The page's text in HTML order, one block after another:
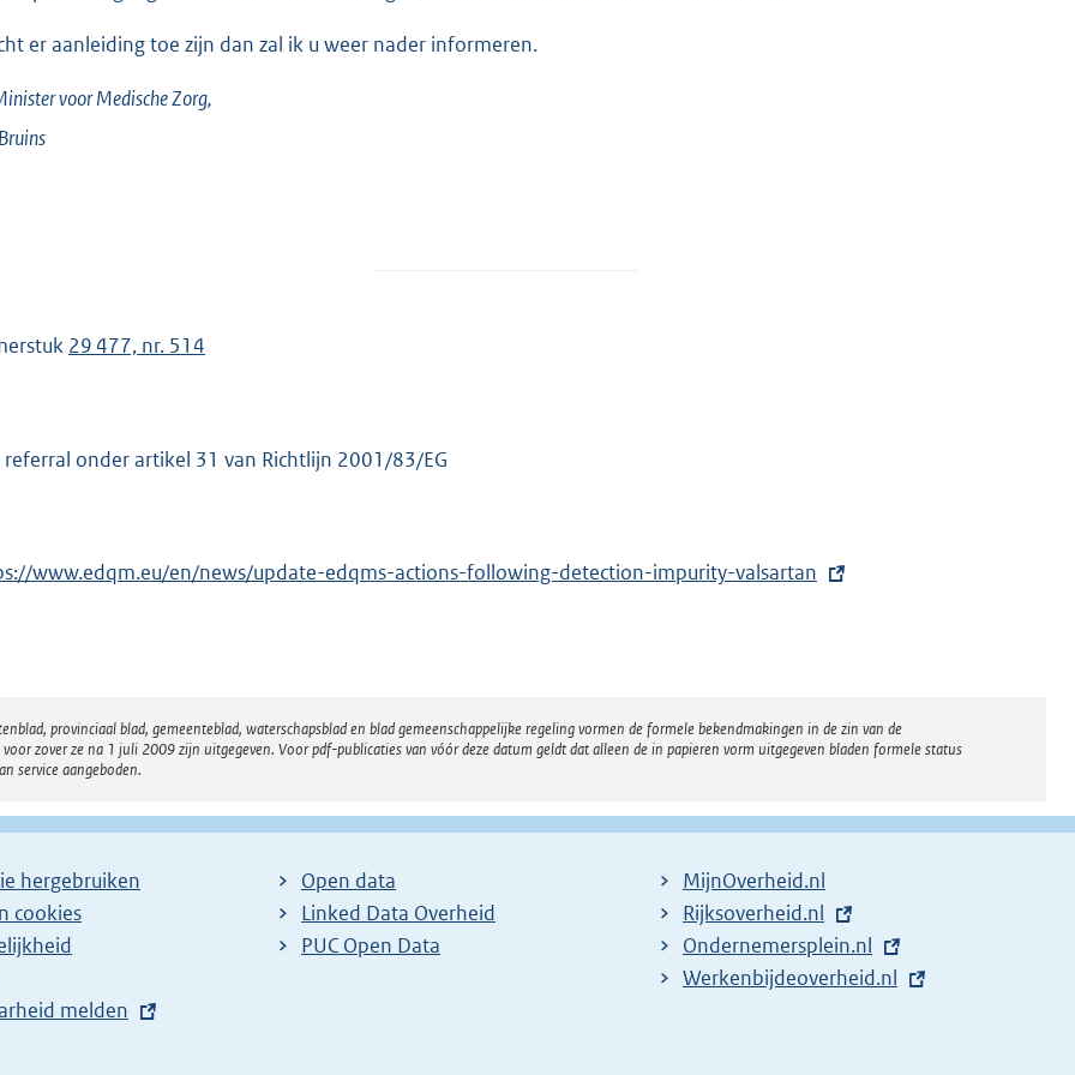
er aanleiding toe zijn dan zal ik u weer nader informeren.
voor Medische Zorg,
Bruins
29 477, nr. 514
referral onder artikel 31 van Richtlijn 2001/83/EG
www.edqm.eu/en/news/update-edqms-actions-following-detection-impurity-valsartan
provinciaal blad, gemeenteblad, waterschapsblad en blad gemeenschappelijke regeling vormen de formele bekendmakingen in de zin van de
zover ze na 1 juli 2009 zijn uitgegeven. Voor pdf-publicaties van vóór deze datum geldt dat alleen de in papieren vorm uitgegeven bladen formele status
service aangeboden.
hergebruiken
cookies
melden
Open data
Linked Data Overheid
PUC Open Data
MijnOverheid.nl
E
x
t
Rijksoverheid.nl
E
x
Ondernemersplein.nl
E
Werkenbijdeoverheid.nl